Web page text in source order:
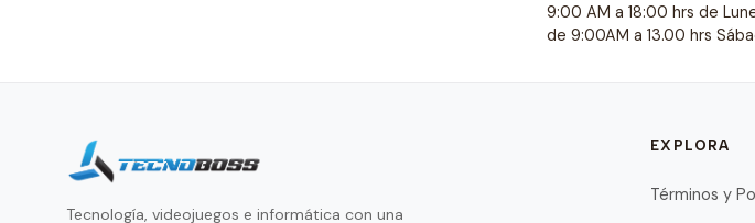
9:00 AM a 18:00 hrs de
de 9:00AM a 13.00 hrs
Tecnología, videojuegos e informática con una
EXPLORA
Términos y